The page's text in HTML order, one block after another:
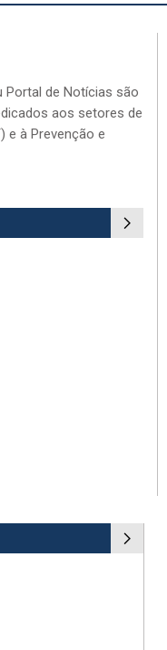
Portal de Notícias são
aos setores de
e à Prevenção e